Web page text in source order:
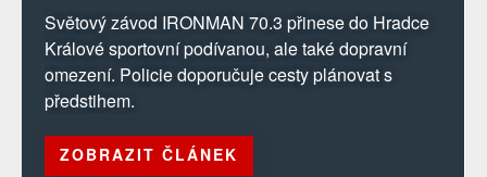
Světový závod IRONMAN 70.3 přinese do Hradce
Králové sportovní podívanou, ale také dopravní
omezení. Policie doporučuje cesty plánovat s
předstihem.
ZOBRAZIT ČLÁNEK